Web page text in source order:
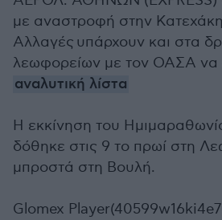
με αναστροφή στην
Αλλαγές υπάρχουν και στα
λεωφορείων με τον ΟΑΣΑ να
αναλυτική λίστα
Η εκκίνηση του
δόθηκε στις 9 το πρωί στη
μπροστά στη Βουλή.
Glomex